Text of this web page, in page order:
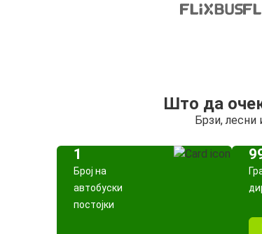
Што да
Брзи, лесни
1
Број на
автобуски
постојки